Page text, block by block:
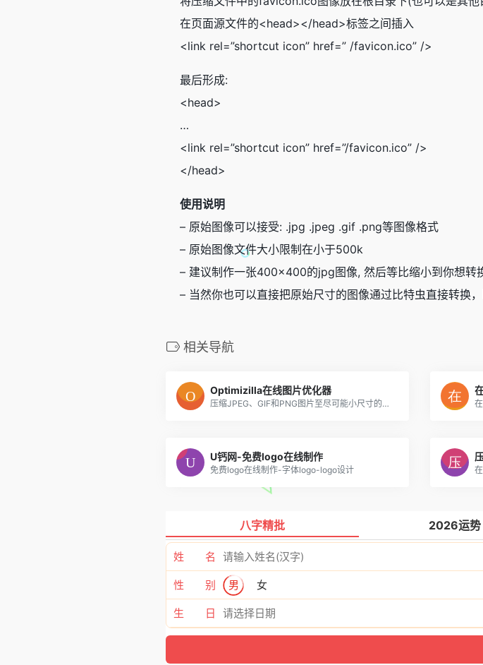
在页面源文件的<head></head>标签之间插入
<link rel=”shortcut icon” href=” /favicon.ico” />
最后形成:
<head>
…
<link rel=”shortcut icon” href=”/favicon.ico” />
</head>
使用说明
– 原始图像可以接受: .jpg .jpeg .gif .png等图像格式
– 原始图像文件大小限制在小于500k
– 建议制作一张400×400的jpg图像, 然后等比缩小到你想转
– 当然你也可以直接把原始尺寸的图像通过比特虫直接转换
相关导航
Optimizilla在线图片优化器
压缩JPEG、GIF和PNG图片至尽可能小尺寸的终极的图像优化器。
U钙网-免费logo在线制作
免费logo在线制作-字体logo-logo设计
八字精批 2026运势
姓 名
性 别 男 女
生 日